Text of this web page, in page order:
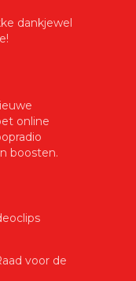
dankjewel
online
boosten.
voor de